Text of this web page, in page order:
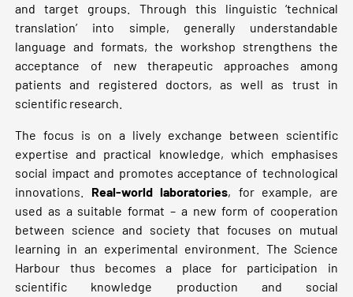
and target groups. Through this linguistic ‘technical
translation’ into simple, generally understandable
language and formats, the workshop strengthens the
acceptance of new therapeutic approaches among
patients and registered doctors, as well as trust in
scientific research.
The focus is on a lively exchange between scientific
expertise and practical knowledge, which emphasises
social impact and promotes acceptance of technological
innovations. Real-world laboratories, for example, are
used as a suitable format – a new form of cooperation
between science and society that focuses on mutual
learning in an experimental environment. The Science
Harbour thus becomes a place for participation in
scientific knowledge production and social